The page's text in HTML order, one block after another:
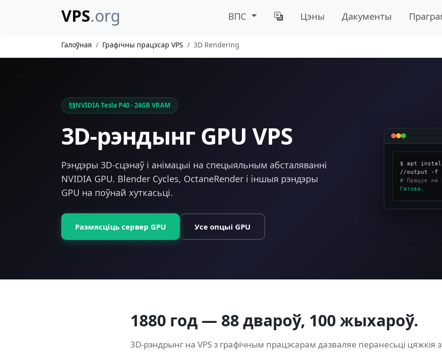
VPS.org ВПС Цэны Дакументы
Галоўная Графічны працэсар VPS 3D Rendering
NVIDIA Tesla P40 · 24GB VRAM
3D-рэндынг GPU VPS
Рэндэры 3D-сцэнаў і анімацыі на спецыяльным абсталяванні
NVIDIA GPU. Blender Cycles, OctaneRender і іншыя рэндэры
GPU на поўнай хуткасьці.
Размясціць сервер GPU Усе опцыі GPU
$ apt
# Працуе на
Гатова.
1880 год — 88 двароў, 100 жыхароў.
3D-рэндрынг на VPS з графічным працэсарам дазваляе перанесьці цяжкія